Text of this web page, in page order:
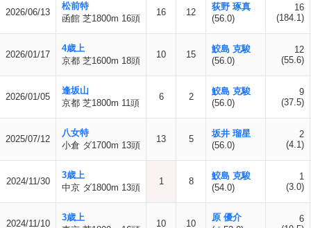
2026/06/13
松前特
函館 芝1800m 16頭
16 12
荻野 琢真
(56.0)
16
(184.1)
2026/01/17
4歳上
京都 芝1600m 18頭
10 15
鮫島 克駿
(56.0)
12
(55.6)
2026/01/05
逢坂山
京都 芝1800m 11頭
6 2
鮫島 克駿
(56.0)
9
(37.5)
2025/07/12
八女特
小倉 ダ1700m 13頭
13 5
坂井 瑠星
(56.0)
2
(4.1)
2024/11/30
3歳上
中京 ダ1800m 13頭
1 8
鮫島 克駿
(54.0)
1
(3.0)
2024/11/10
3歳上
10 10
原 優介
6